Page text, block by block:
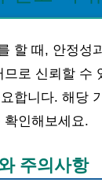
할 때, 안정성
므로 신뢰할 수
합니다. 해당
확인해보세요.
주의사항